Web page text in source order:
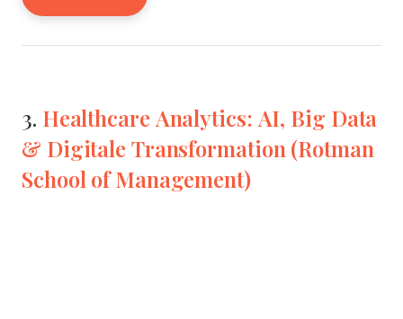
3. Healthcare Analytics: AI, Big Data
& Digitale Transformation (Rotman
School of Management)